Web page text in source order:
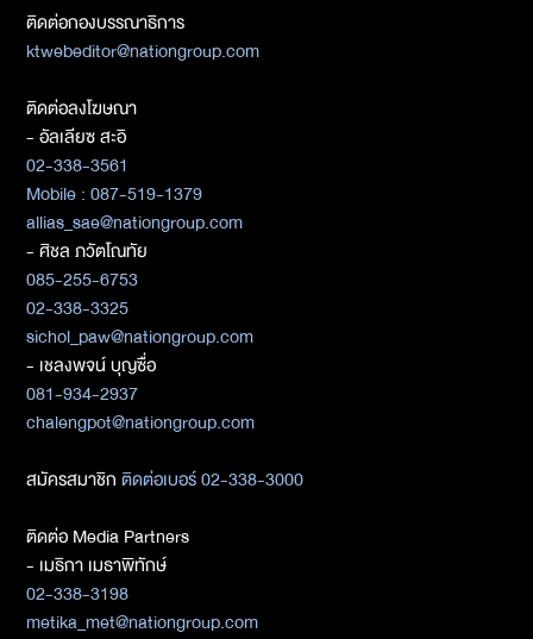
ติดต่อกองบรรณาธิการ
ktwebeditor@nationgroup.com
ติดต่อลงโฆษณา
- อัลเลียซ สะอิ
02-338-3561
Mobile : 087-519-1379
allias_sae@nationgroup.com
- ศิชล ภวัตโณทัย
085-255-6753
02-338-3325
sichol_paw@nationgroup.com
- เชลงพจน์ บุญซื่อ
081-934-2937
chalengpot@nationgroup.com
สมัครสมาชิกติดต่อเบอร์ 02-338-3000
ติดต่อ Media Partners
- เมธิกา เมธาพิทักษ์
02-338-3198
metika_met@nationgroup.com